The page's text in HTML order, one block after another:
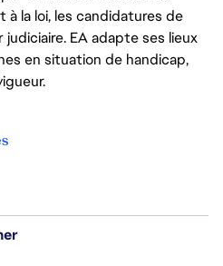
la loi, les candidatures de
EA adapte ses lieux
en situation de handicap,